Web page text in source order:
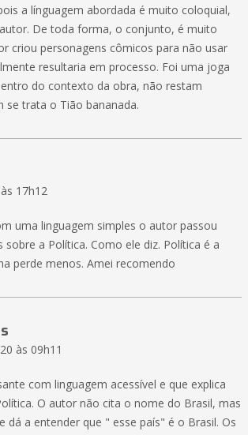
a línguagem abordada é muito coloquial,
De toda forma, o conjunto, é muito
criou personagens cômicos para não usar
resultaria em processo. Foi uma joga
do contexto da obra, não restam
se trata o Tião bananada.
17h12
uma linguagem simples o autor passou
a Política. Como ele diz. Política é a
perde menos. Amei recomendo
às 09h11
com linguagem acessível e que explica
O autor não cita o nome do Brasil, mas
dá a entender que " esse país" é o Brasil. Os